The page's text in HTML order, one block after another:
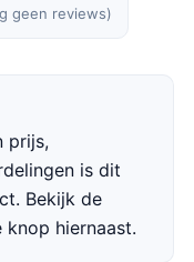
geen reviews)
prijs,
is dit
Bekijk de
hiernaast.